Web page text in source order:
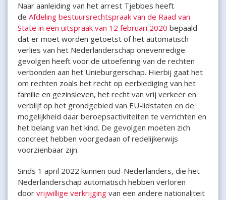
Naar aanleiding van het arrest Tjebbes heeft
de Afdeling bestuursrechtspraak van de Raad van
State in een uitspraak van 12 februari 2020 bepaald
dat er moet worden getoetst of het automatisch
verlies van het Nederlanderschap onevenredige
gevolgen heeft voor de uitoefening van de rechten
verbonden aan het Unieburgerschap. Hierbij gaat het
om rechten zoals het recht op eerbiediging van het
familie en gezinsleven, het recht van vrij verkeer en
verblijf op het grondgebied van EU-lidstaten en de
mogelijkheid daar beroepsactiviteiten te verrichten en
het belang van het kind. De gevolgen moeten zich
concreet hebben voorgedaan of redelijkerwijs
voorzienbaar zijn.
Sinds 1 april 2022 kunnen oud-Nederlanders, die het
Nederlanderschap automatisch hebben verloren
door vrijwillige verkrijging van een andere nationaliteit